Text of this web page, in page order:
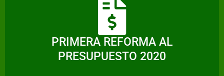
PRIMERA REFORMA AL
PRESUPUESTO 2020